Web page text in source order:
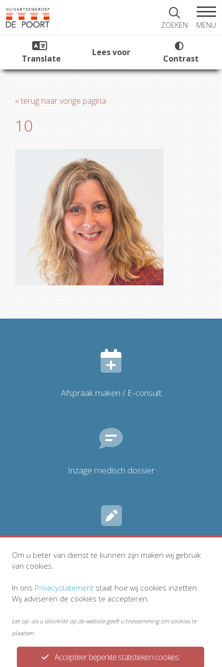
ZOEKEN MENU
Translate
Lees voor
Contrast
« terug naar vorige pagina
10
Afspraak maken / E-consult
Inzage medisch dossier
Accepteer beperkte statistieken cookies
Om u beter van dienst te kunnen zijn maken wij gebruik
van cookies.
In ons Privacystatement staat hoe wij cookies inzetten.
Wij adviseren de cookies te accepteren.
Let op: als u doorklikt op de website geeft u toestemming om cookies te
plaatsen.